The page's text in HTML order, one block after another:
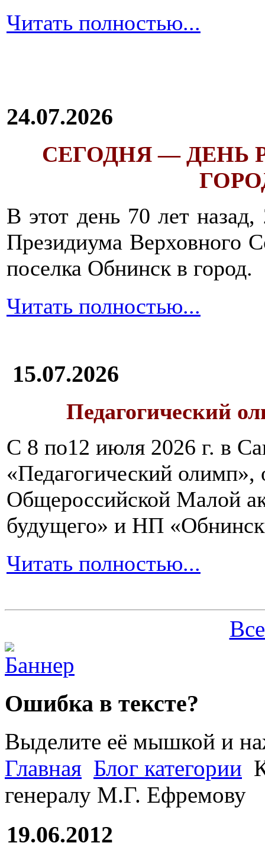
Читать полностью...
24.07.2026
СЕГОДНЯ — ДЕНЬ
В этот день 70 лет
Президиума Верховного
поселка Обнинск в город.
Читать полностью...
15.07.2026
Педагогический
С 8 по12 июля 2026 г. в
«Педагогический олимп»,
Общероссийской Малой
будущего» и НП
Читать полностью...
Ошибка в тексте?
Выделите её мышкой и
Главная Блог категории
генералу М.Г. Ефремову
19.06.2012